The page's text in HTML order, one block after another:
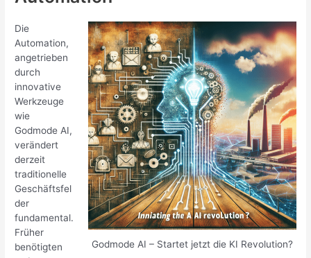
Godmode AI – Startet jetzt die KI Revolution?
Die
Automation,
angetrieben
durch
innovative
Werkzeuge
wie
Godmode AI,
verändert
derzeit
traditionelle
Geschäftsfel
der
fundamental.
Früher
benötigten